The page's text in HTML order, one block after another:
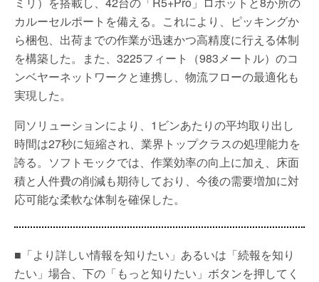
カルーセルポートを備える。これにより、ピッキングか
ら梱包、出荷までの作業が迅速かつ高精度に行える体制
を構築した。また、3225フィート（983メートル）のコ
ンベヤーネットワークと連携し、物流フローの最適化も
実現した。
同ソリューションにより、1ビンあたりの平均取り出し
時間は27秒に短縮され、業界トップクラスの処理能力を
誇る。ソフトモックでは、作業効率の向上に加え、床面
積と人件費の削減も期待しており、今後の需要増加に対
応可能な柔軟な体制を確保した。
■「より詳しい情報を知りたい」あるいは「続報を知り
たい」場合、下の「もっと知りたい」ボタンを押してく